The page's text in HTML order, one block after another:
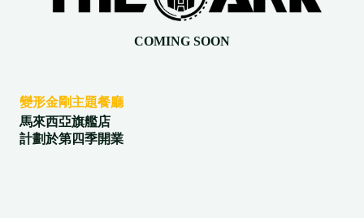
COMING SOON
變形金剛主題餐廳
馬來西亞旗艦店
計劃於第四季開業